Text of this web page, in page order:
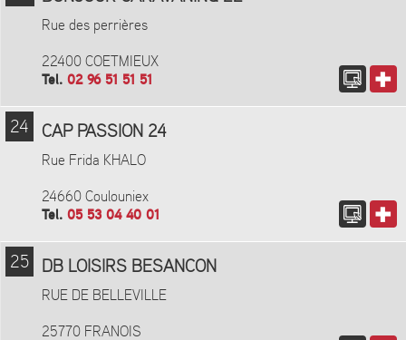
Rue des perrières
22400 COETMIEUX
Tel. 02 96 51 51 51
24 CAP PASSION 24
Rue Frida KHALO
24660 Coulouniex
Tel. 05 53 04 40 01
25 DB LOISIRS BESANCON
RUE DE BELLEVILLE
25770 FRANOIS